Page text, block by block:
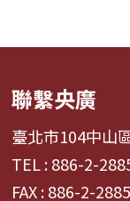
聯繫央廣
臺北市104中山
TEL : 886-2-
FAX : 886-2-